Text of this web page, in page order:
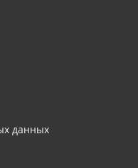
данных